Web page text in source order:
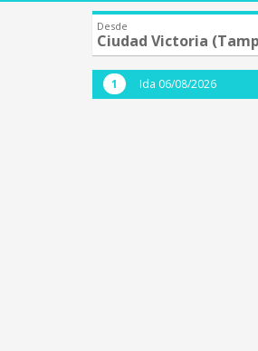
Desde
Ciudad Victoria
Ida 06/08/2026